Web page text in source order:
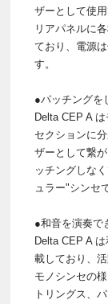
ザーとして使
リアパネルに
ており、電源
す。
●パッチングを
Delta CEP A
セクションに
ザーとして繋
ッチングしな
ュラー"シンセ
●和音を演奏で
Delta CEP A
載しており、
モノシンセの
トリングス、